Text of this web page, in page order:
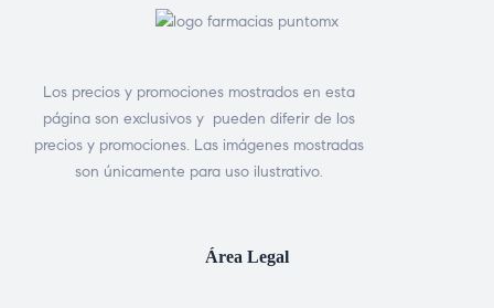
Los precios y promociones mostrados en esta
página son exclusivos y pueden diferir de los
precios y promociones. Las imágenes mostradas
son únicamente para uso ilustrativo.
Área Legal